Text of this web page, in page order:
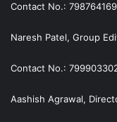
Contact No.:
Naresh Patel, Group
Contact No.:
Aashish Agrawal,